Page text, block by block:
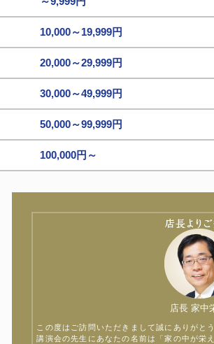
10,000～19,999円
20,000～29,999円
30,000～49,999円
50,000～99,999円
100,000円～
店長 家中
この度はご訪問いただきまして誠にありがと
講演会の先生にあなたの名前は「家の中が栄